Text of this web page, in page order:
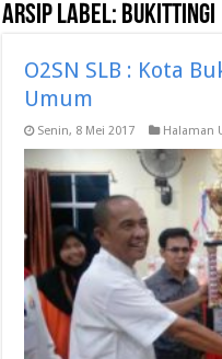
Arsip Label: bukittingi
O2SN SLB : Kota
Umum
Senin, 8 Mei 2017 Halaman